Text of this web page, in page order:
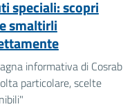
speciali: scopri
smaltirli
informativa di Cosrab
particolare, scelte